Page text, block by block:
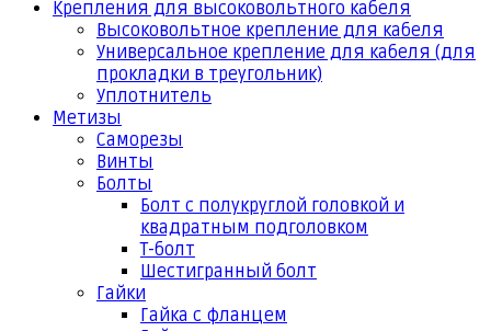
Крепления для высоковольтного кабеля
Высоковольтное крепление для кабеля
Универсальное крепление для кабеля (для
прокладки в треугольник)
Уплотнитель
Метизы
Саморезы
Винты
Болты
Болт с полукруглой головкой и
квадратным подголовком
Т-болт
Шестигранный болт
Гайки
Гайка с фланцем